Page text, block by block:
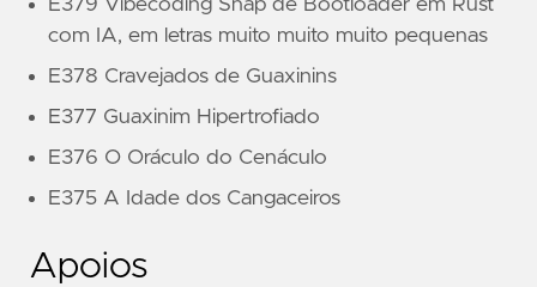
E379 Vibecoding Snap de Bootloader em Rust
com IA, em letras muito muito muito pequenas
E378 Cravejados de Guaxinins
E377 Guaxinim Hipertrofiado
E376 O Oráculo do Cenáculo
E375 A Idade dos Cangaceiros
Apoios